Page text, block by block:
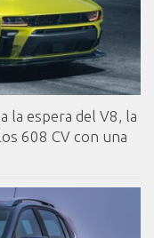
la espera del V8, la
608 CV con una